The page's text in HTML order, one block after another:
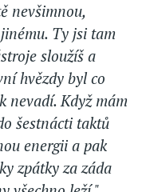
nevšimnou,
Ty jsi tam
sloužíš a
hvězdy byl co
nevadí. Když mám
šestnácti taktů
energii a pak
zpátky za záda